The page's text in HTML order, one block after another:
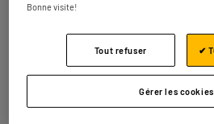
ELECTRO DEPOT
Bonne visite!
Gérer les cookies
Tout refuser ✔